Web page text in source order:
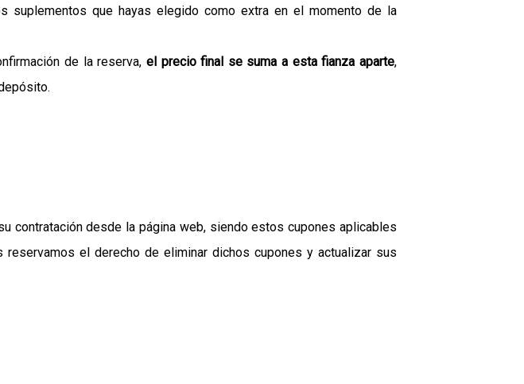
que hayas elegido como extra en el momento de la
de la reserva, el precio final se suma a esta fianza aparte,
contratación desde la página web, siendo estos cupones aplicables
el derecho de eliminar dichos cupones y actualizar sus